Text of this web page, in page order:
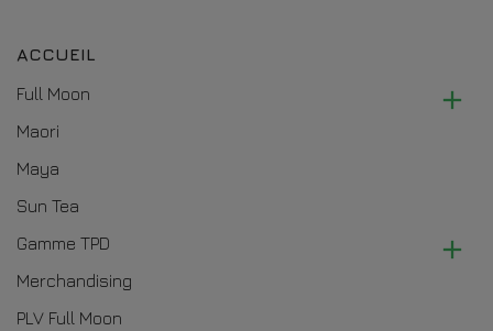
ACCUEIL
Full Moon

Maori
Maya
Sun Tea
Gamme TPD

Merchandising
PLV Full Moon